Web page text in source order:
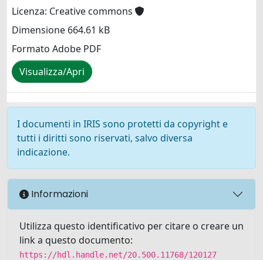
Licenza: Creative commons
Dimensione 664.61 kB
Formato Adobe PDF
Visualizza/Apri
I documenti in IRIS sono protetti da copyright e
tutti i diritti sono riservati, salvo diversa
indicazione.
Informazioni
Utilizza questo identificativo per citare o creare un
link a questo documento:
https://hdl.handle.net/20.500.11768/120127